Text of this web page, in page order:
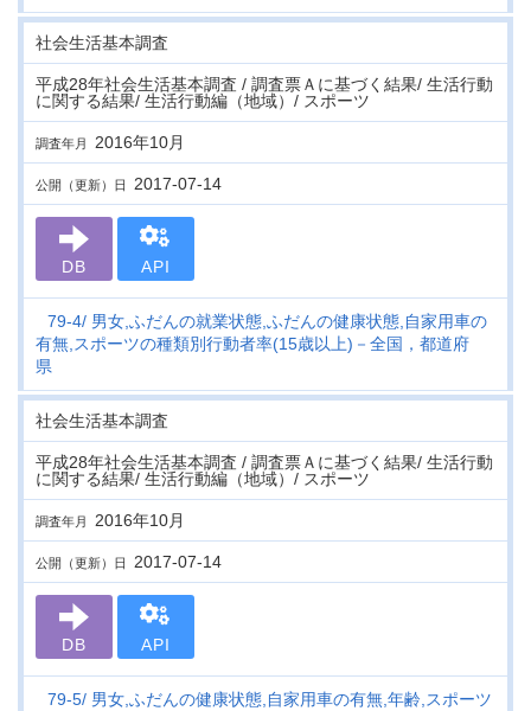
社会生活基本調査
平成28年社会生活基本調査 / 調査票Ａに基づく結果/ 生活行動
に関する結果/ 生活行動編（地域）/ スポーツ
調査年月 2016年10月
公開（更新）日 2017-07-14
DB API
79-4 男女,ふだんの就業状態,ふだんの健康状態,自家用車の
有無,スポーツの種類別行動者率(15歳以上)－全国，都道府
県
社会生活基本調査
平成28年社会生活基本調査 / 調査票Ａに基づく結果/ 生活行動
に関する結果/ 生活行動編（地域）/ スポーツ
調査年月 2016年10月
公開（更新）日 2017-07-14
DB API
79-5 男女,ふだんの健康状態,自家用車の有無,年齢,スポーツ